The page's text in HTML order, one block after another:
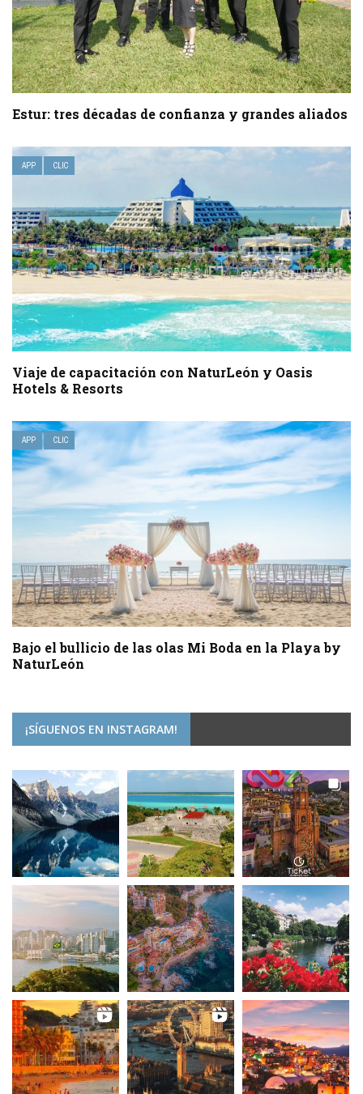
Estur: tres décadas de confianza y grandes aliados
APP CLIC
Viaje de capacitación con NaturLeón y Oasis
Hotels & Resorts
APP CLIC
Bajo el bullicio de las olas Mi Boda en la Playa by
NaturLeón
¡SÍGUENOS EN INSTAGRAM!